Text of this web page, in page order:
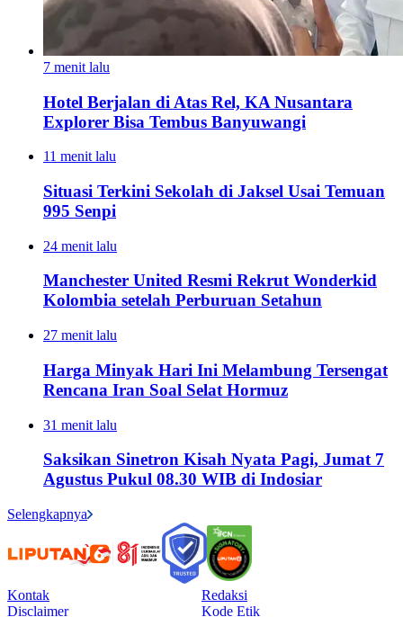
7 menit lalu
Hotel Berjalan di Atas Rel, KA Nusantara
Explorer Bisa Tembus Banyuwangi
11 menit lalu
Situasi Terkini Sekolah di Jaksel Usai Temuan
995 Senpi
24 menit lalu
Manchester United Resmi Rekrut Wonderkid
Kolombia setelah Perburuan Setahun
27 menit lalu
Harga Minyak Hari Ini Melambung Tersengat
Rencana Iran Soal Selat Hormuz
31 menit lalu
Saksikan Sinetron Kisah Nyata Pagi, Jumat 7
Agustus Pukul 08.30 WIB di Indosiar
Selengkapnya
Kontak
Redaksi
Disclaimer
Kode Etik